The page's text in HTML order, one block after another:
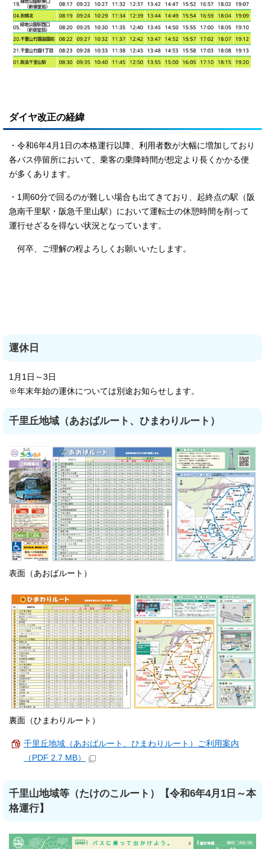
ダイヤ改正の経緯
・令和6年4月1日の本格運行以降、利用者数が大幅に増加しており
各バス停留所において、乗客の乗降時間が想定より長くかかる便
が多くあります。
・1周60分で回るのが難しい場合も出てきており、起終点の駅（阪
急南千里駅・阪急千里山駅）において運転士の休憩時間を削って
運行せざるを得ない状況となっています。
何卒、ご理解の程よろしくお願いいたします。
運休日
1月1日～3日
※年末年始の運休については別途お知らせします。
千里丘地域（あおばルート、ひまわりルート）
表面（あおばルート）
裏面（ひまわりルート）
千里丘地域（あおばルート、ひまわりルート）ご利用案内
（PDF 2.7 MB）
千里山地域等（たけのこルート）【令和6年4月1日～本
格運行】